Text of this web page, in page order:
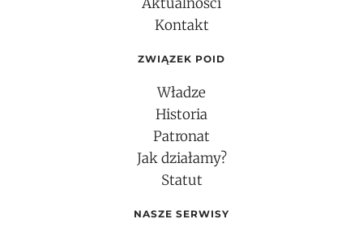
Kontakt
ZWIĄZEK POID
Władze
Historia
Patronat
Jak działamy?
Statut
NASZE SERWISY